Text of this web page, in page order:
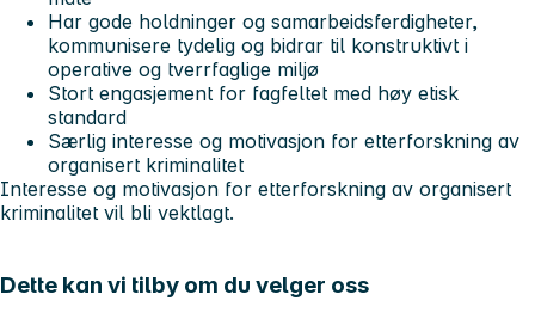
Har gode holdninger og samarbeidsferdigheter,
kommunisere tydelig og bidrar til konstruktivt i
operative og tverrfaglige miljø
Stort engasjement for fagfeltet med høy etisk
standard
Særlig interesse og motivasjon for etterforskning av
organisert kriminalitet
Interesse og motivasjon for etterforskning av organisert
kriminalitet vil bli vektlagt.
Dette kan vi tilby om du velger oss